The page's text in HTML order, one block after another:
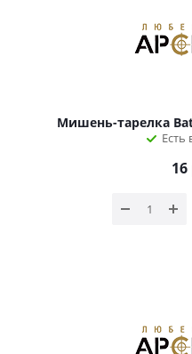
Мишень-тарелка
Есть
16